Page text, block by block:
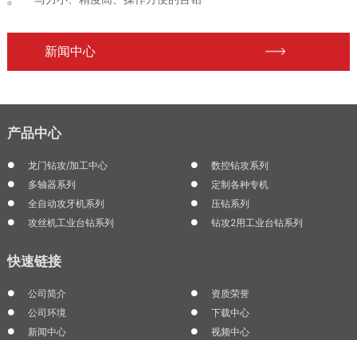
新闻中心
产品中心
龙门钻攻/加工中心
数控钻攻系列
多轴器系列
定制各种专机
全自动攻牙机系列
压钻系列
攻丝机工业台钻系列
钻攻2用工业台钻系列
快速链接
公司简介
资质荣誉
公司环境
下载中心
新闻中心
视频中心